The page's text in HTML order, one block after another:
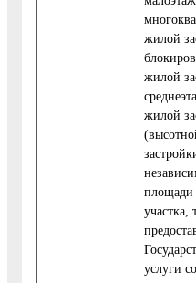
жилой
жилой
жилой
площади
участка,
услуги